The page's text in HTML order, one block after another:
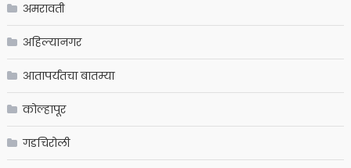
अमरावती
अहिल्यानगर
आतापर्यंतचा बातम्या
कोल्हापूर
गडचिरोली